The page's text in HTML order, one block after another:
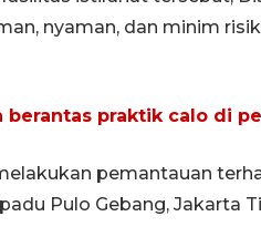
nyaman, dan minim
praktik calo di
pemantauan
Pulo Gebang, Jakarta